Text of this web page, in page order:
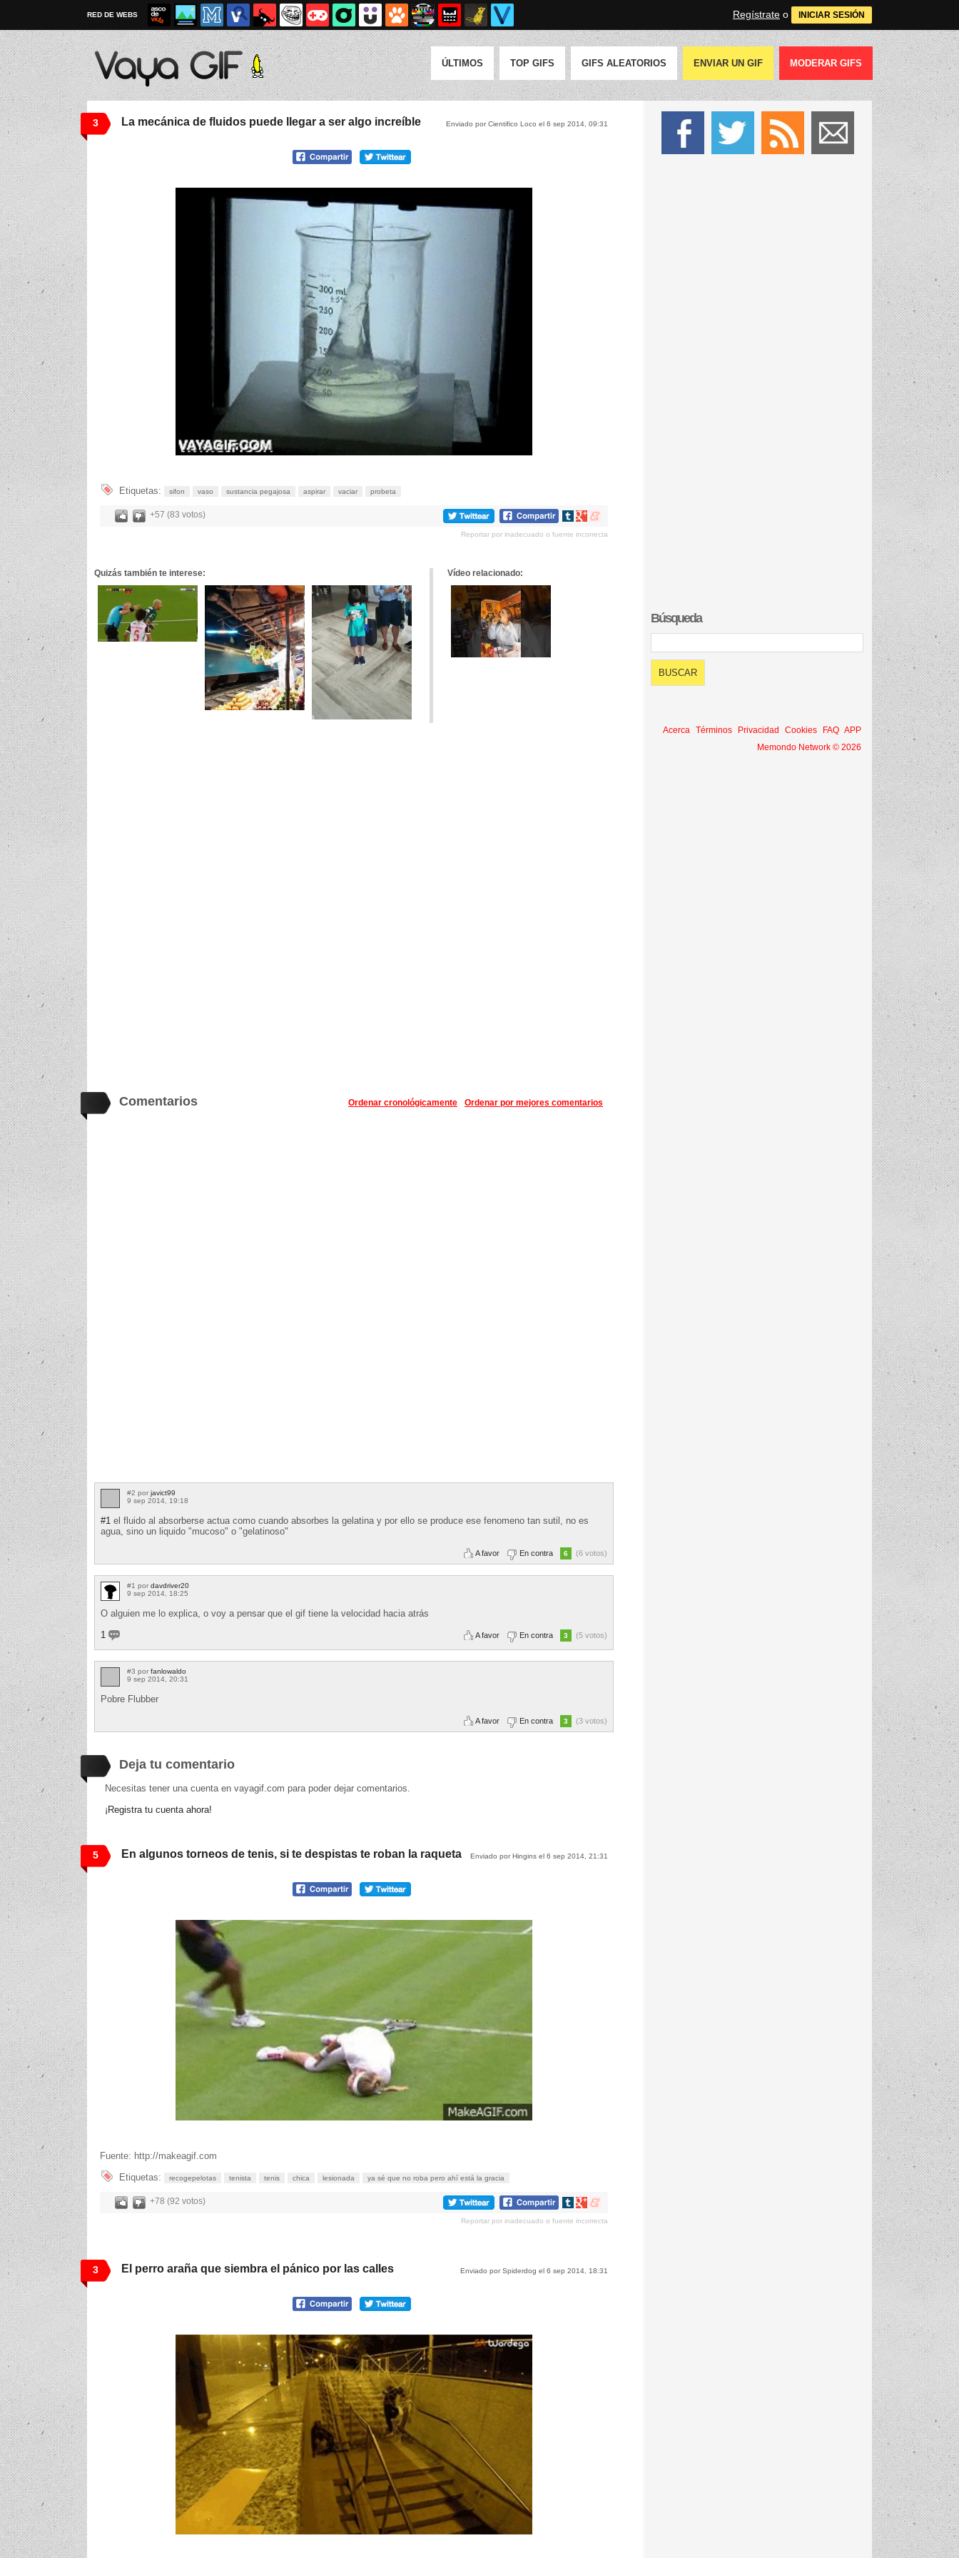
RED DE WEBS Regístrate o INICIAR SESIÓN
ÚLTIMOS TOP GIFS GIFS ALEATORIOS ENVIAR UN GIF MODERAR GIFS
3 Enviado por Cientifico Loco el 6 sep 2014, 09:31
La mecánica de fluidos puede llegar a ser algo increíble
Etiquetas: sifon vaso sustancia pegajosa aspirar vaciar probeta
+57 (83 votos)
Compartir
tumblr
Compartir
Google+
Compartir
meneame
Reportar por inadecuado o fuente incorrecta
Quizás también te interese: Vídeo relacionado:
Comentarios Ordenar por mejores comentarios
Ordenar cronológicamente
#2 por javict99
9 sep 2014, 19:18
#1 el fluido al absorberse actua como cuando absorbes la gelatina y por ello se produce ese fenomeno tan sutil, no es
agua, sino un liquido "mucoso" o "gelatinoso"
A favor En contra 6 (6 votos)
#1 por davdriver20
9 sep 2014, 18:25
O alguien me lo explica, o voy a pensar que el gif tiene la velocidad hacia atrás
1
A favor En contra 3 (5 votos)
#3 por fanlowaldo
9 sep 2014, 20:31
Pobre Flubber
A favor En contra 3 (3 votos)
Deja tu comentario
Necesitas tener una cuenta en vayagif.com para poder dejar comentarios.
¡Registra tu cuenta ahora!
5 Enviado por Hingins el 6 sep 2014, 21:31
En algunos torneos de tenis, si te despistas te roban la raqueta
Fuente: http://makeagif.com
Etiquetas:
recogepelotas tenista tenis chica lesionada ya sé que no roba pero ahí está la gracia
+78 (92 votos)
Compartir
tumblr
Compartir
Google+
Compartir
meneame
Reportar por inadecuado o fuente incorrecta
3 Enviado por Spiderdog el 6 sep 2014, 18:31
El perro araña que siembra el pánico por las calles
Búsqueda
Acerca Términos Privacidad Cookies FAQ APP
Memondo Network © 2026